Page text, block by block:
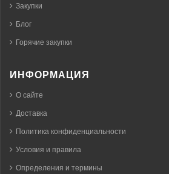
Закупки
Блог
Горячие закупки
ИНФОРМАЦИЯ
О сайте
Доставка
Политика конфиденциальности
Условия и правила
Определения и термины